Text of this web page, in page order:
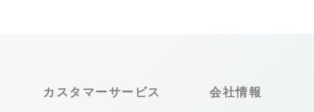
カスタマーサービス 会社情報